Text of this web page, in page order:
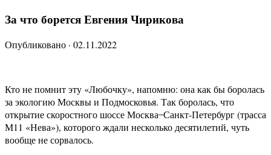
За что борется Евгения Чирикова
Опубликовано · 02.11.2022
Кто не помнит эту «Любочку», напомню: она как бы боролась
за экологию Москвы и Подмосковья. Так боролась, что
открытие скоростного шоссе Москва ̶ Санкт-Петербург (трасса
М11 «Нева»), которого ждали несколько десятилетий, чуть
вообще не сорвалось.